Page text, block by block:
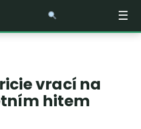
☰
vrací na
hitem